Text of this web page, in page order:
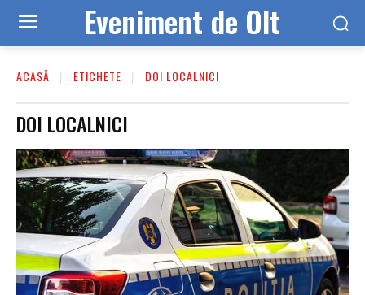
Eveniment de Olt
ACASĂ ETICHETE DOI LOCALNICI
DOI LOCALNICI